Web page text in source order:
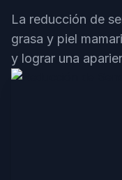
La reducción de
grasa y piel
y lograr una